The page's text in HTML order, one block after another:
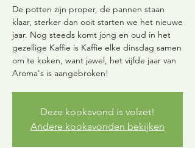
De potten zijn proper, de pannen staan
klaar, sterker dan ooit starten we het nieuwe
jaar. Nog steeds komt jong en oud in het
gezellige Kaffie is Kaffie elke dinsdag samen
om te koken, want jawel, het vijfde jaar van
Aroma's is aangebroken!
Deze kookavond is volzet!
Andere kookavonden bekijken